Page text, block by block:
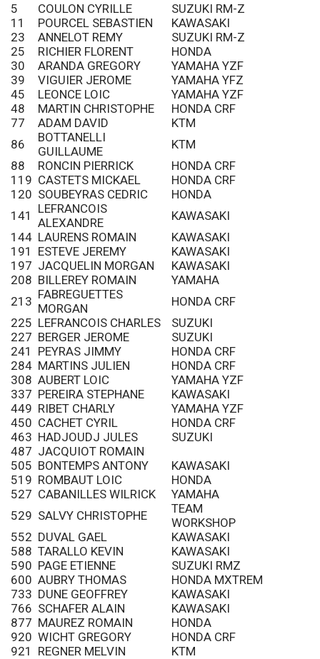
5
COULON CYRILLE
SUZUKI RM-Z
11
POURCEL SEBASTIEN
KAWASAKI
23
ANNELOT REMY
SUZUKI RM-Z
25
RICHIER FLORENT
HONDA
30
ARANDA GREGORY
YAMAHA YZF
39
VIGUIER JEROME
YAMAHA YFZ
45
LEONCE LOIC
YAMAHA YZF
48
MARTIN CHRISTOPHE
HONDA CRF
77
ADAM DAVID
KTM
86
BOTTANELLI
GUILLAUME
KTM
88
RONCIN PIERRICK
HONDA CRF
119 CASTETS MICKAEL
HONDA CRF
120 SOUBEYRAS CEDRIC
HONDA
141
LEFRANCOIS
ALEXANDRE
KAWASAKI
144 LAURENS ROMAIN
KAWASAKI
191
ESTEVE JEREMY
KAWASAKI
197 JACQUELIN MORGAN
KAWASAKI
208 BILLEREY ROMAIN
YAMAHA
213 FABREGUETTES
MORGAN
HONDA CRF
225 LEFRANCOIS CHARLES
SUZUKI
227 BERGER JEROME
SUZUKI
241
PEYRAS JIMMY
HONDA CRF
284 MARTINS JULIEN
HONDA CRF
308 AUBERT LOIC
YAMAHA YZF
337 PEREIRA STEPHANE
KAWASAKI
449 RIBET CHARLY
YAMAHA YZF
450 CACHET CYRIL
HONDA CRF
463 HADJOUDJ JULES
SUZUKI
487 JACQUIOT ROMAIN
505 BONTEMPS ANTONY
KAWASAKI
519 ROMBAUT LOIC
HONDA
527 CABANILLES WILRICK
YAMAHA
529 SALVY CHRISTOPHE
TEAM
WORKSHOP
552 DUVAL GAEL
KAWASAKI
588 TARALLO KEVIN
KAWASAKI
590 PAGE ETIENNE
SUZUKI RMZ
600 AUBRY THOMAS
HONDA MXTREM
733 DUNE GEOFFREY
KAWASAKI
766 SCHAFER ALAIN
KAWASAKI
877 MAUREZ ROMAIN
HONDA
920 WICHT GREGORY
HONDA CRF
921
REGNER MELVIN KTM